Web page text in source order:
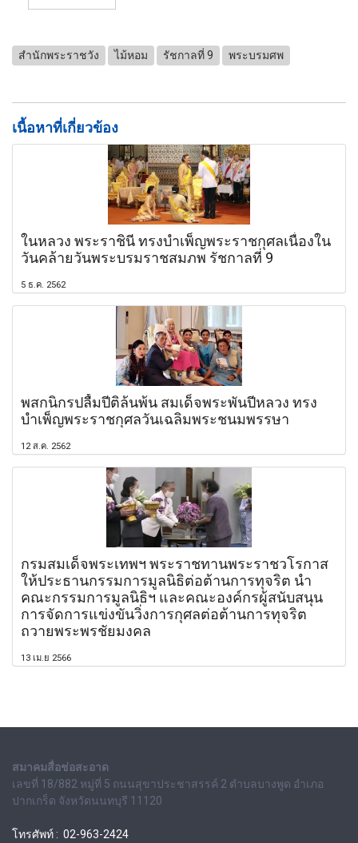
สำนักพระราชวัง ไม้หอม รัชกาลที่ 9 พระบรมศพ
เนื้อหาที่เกี่ยวข้อง
ในหลวง พระราชินี ทรงบำเพ็ญพระราชกุศลเนื่องใน
วันคล้ายวันพระบรมราชสมภพ รัชกาลที่ 9
5 ธ.ค. 2562
พสกนิกรปลื้มปีติล้นพ้น สมเด็จพระพันปีหลวง ทรง
บำเพ็ญพระราชกุศลวันเฉลิมพระชนมพรรษา
12 ส.ค. 2562
กรมสมเด็จพระเทพฯ พระราชทานพระราชวโรกาส
ให้ประธานกรรมการมูลนิธิต่อต้านการทุจริต นำ
คณะกรรมการมูลนิธิฯ และคณะองค์กรผู้สนับสนุน
การจัดการแข่งขันวิ่งการกุศลต่อต้านการทุจริต
ถวายพระพรชัยมงคล
13 เม.ย 2566
สมาคมสื่อช่อสะอาด
เลขที่ 18/882 หมู่ที่ 5 ถนนสุขาประชาสรรค์ 2 ตำบลบางพูด อำเภอ
ปากเกร็ด จังหวัดนนทบุรี 11120
โทรศัพท์ : 02-963-2424